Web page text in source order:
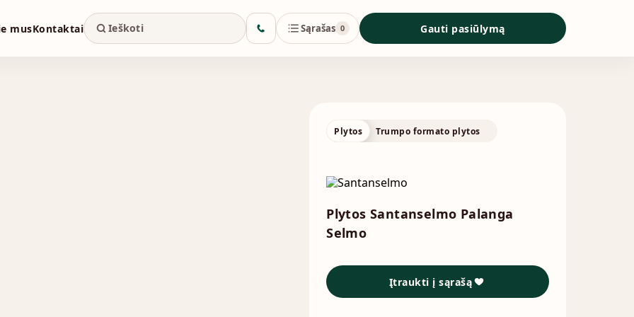
musKontaktai Sąrašas 0 Gauti pasiūlymą
Plytos Trumpo formato plytos
Plytos Santanselmo Palanga
Selmo
Įtraukti į sąrašą